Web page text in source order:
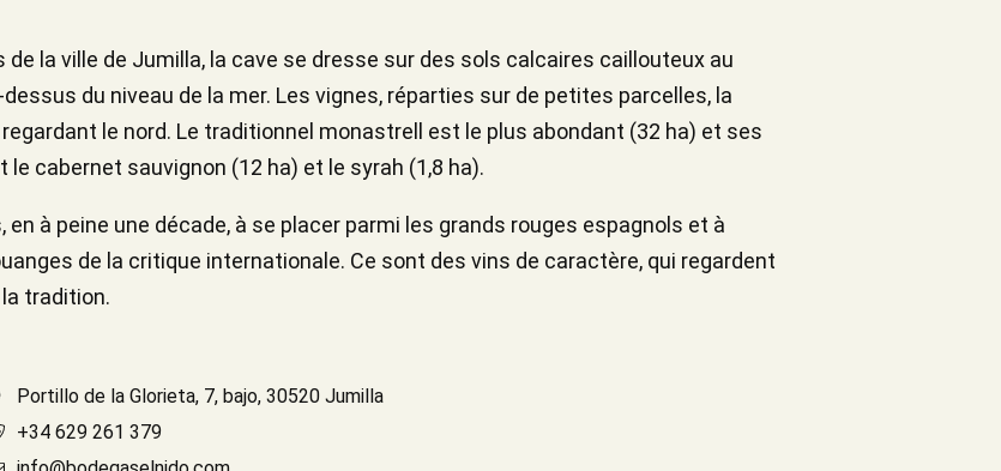
de la ville de Jumilla, la cave se dresse sur des sols calcaires caillouteux au
du niveau de la mer. Les vignes, réparties sur de petites parcelles, la
le nord. Le traditionnel monastrell est le plus abondant (32 ha) et ses
cabernet sauvignon (12 ha) et le syrah (1,8 ha).
en à peine une décade, à se placer parmi les grands rouges espagnols et à
de la critique internationale. Ce sont des vins de caractère, qui regardent
tradition.
Portillo de la Glorieta, 7, bajo, 30520 Jumilla
+34 629 261 379